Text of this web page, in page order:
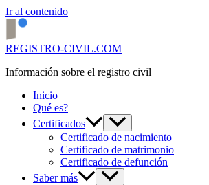
Ir al contenido
REGISTRO-CIVIL.COM
Información sobre el registro civil
Inicio
Qué es?
Certificados
Certificado de nacimiento
Certificado de matrimonio
Certificado de defunción
Saber más